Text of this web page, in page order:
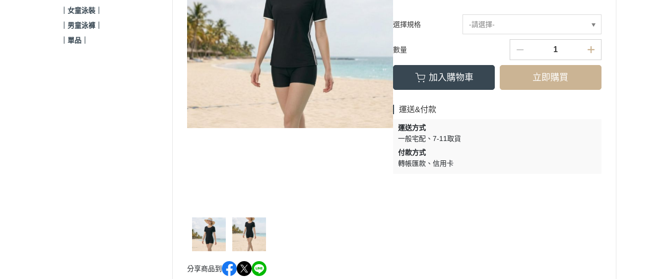
｜女童泳裝｜
｜男童泳褲｜
｜單品｜
分享商品到
選擇規格 -請選擇-
數量
加入購物車 立即購買
運送&付款
運送方式
一般宅配
7-11取貨
付款方式
轉帳匯款
信用卡